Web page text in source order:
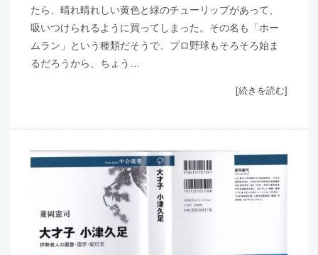
たら、晴れ晴れしい黄色と緑のチューリップがあって、
吸いつけられるように買ってしまった。その名も「ホー
ムラン」という種類だそうで、プロ野球もそろそろ始ま
るだろうから、ちょう…
[続きを読む]